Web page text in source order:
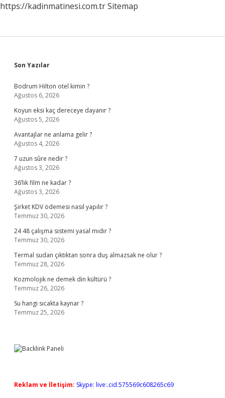
https://kadinmatinesi.com.trSitemap
Sidebar
Son Yazılar
Bodrum Hilton otel kimin ?
Ağustos 6, 2026
Koyun eksi kaç dereceye dayanır ?
Ağustos 5, 2026
Avantajlar ne anlama gelir ?
Ağustos 4, 2026
7 uzun sûre nedir ?
Ağustos 3, 2026
36’lık film ne kadar ?
Ağustos 3, 2026
Şirket KDV ödemesi nasıl yapılır ?
Temmuz 30, 2026
24 48 çalışma sistemi yasal mıdır ?
Temmuz 30, 2026
Termal sudan çıktıktan sonra duş almazsak ne olur ?
Temmuz 28, 2026
Kozmolojik ne demek din kültürü ?
Temmuz 26, 2026
Su hangi sıcakta kaynar ?
Temmuz 25, 2026
Reklam ve İletişim: Skype: live:.cid.575569c608265c69